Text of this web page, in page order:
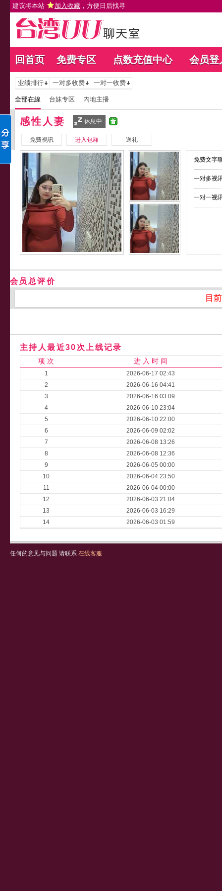
建议将本站 加入收藏 ，方便日后找寻
回首页 免费专区 点数充值中心 会员登
业绩排行 一对多收费 一对一收费
全部在線 台妹专区 內地主播
感性人妻 休息中
免費視訊 进入包厢 送礼
免费文字
一对多视
一对一视
会员总评价
目
主持人最近30次上线记录
项 次 进 入 时 间
1
2026-06-17 02:43
2
2026-06-16 04:41
3
2026-06-16 03:09
4
2026-06-10 23:04
5
2026-06-10 22:00
6
2026-06-09 02:02
7
2026-06-08 13:26
8
2026-06-08 12:36
9
2026-06-05 00:00
10
2026-06-04 23:50
11
2026-06-04 00:00
12
2026-06-03 21:04
13
2026-06-03 16:29
14
2026-06-03 01:59
任何的意见与问题 请联系 在线客服